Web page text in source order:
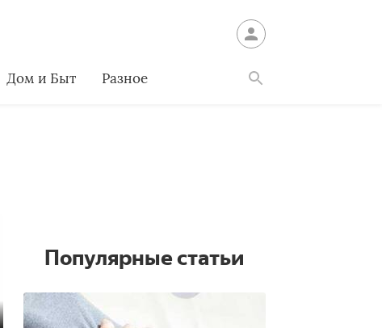
Дом и Быт Разное
Популярные статьи